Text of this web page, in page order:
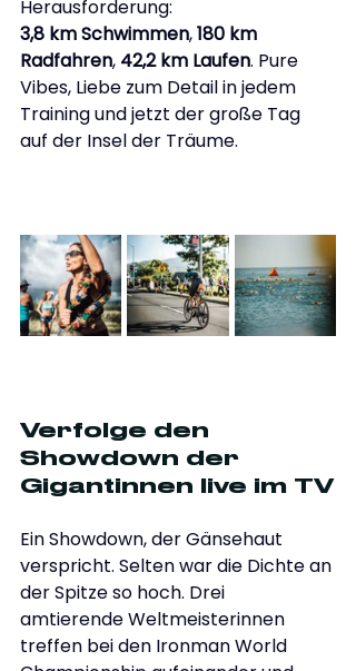
Herausforderung:
3,8 km Schwimmen, 180 km
Radfahren, 42,2 km Laufen. Pure
Vibes, Liebe zum Detail in jedem
Training und jetzt der große Tag
auf der Insel der Träume.
Verfolge den
Showdown der
Gigantinnen live im TV
Ein Showdown, der Gänsehaut
verspricht. Selten war die Dichte an
der Spitze so hoch. Drei
amtierende Weltmeisterinnen
treffen bei den Ironman World